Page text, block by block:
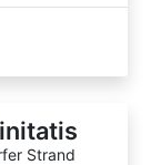
Strand